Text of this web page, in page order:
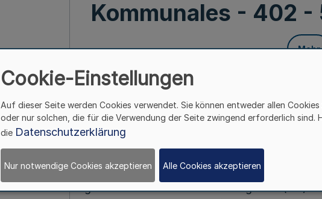
Kommunales - 402 -
Mehr
Unanfechtbarkeit des
„Nationaler Widerstand
Bek. des Ministeriums für Inneres
Das Ministerium für Inneres und Kommunales
gemäß Artikel 9 Absatz 2 Grundgesetz (GG) i.
Cookie-Einstellungen
Auf dieser Seite werden Cookies verwendet. Sie können entweder allen Cookies
oder nur solchen, die für die Verwendung der Seite zwingend erforderlich sind.
die Datenschutzerklärung
Nur notwendige Cookies akzeptieren Alle Cookies akzeptieren